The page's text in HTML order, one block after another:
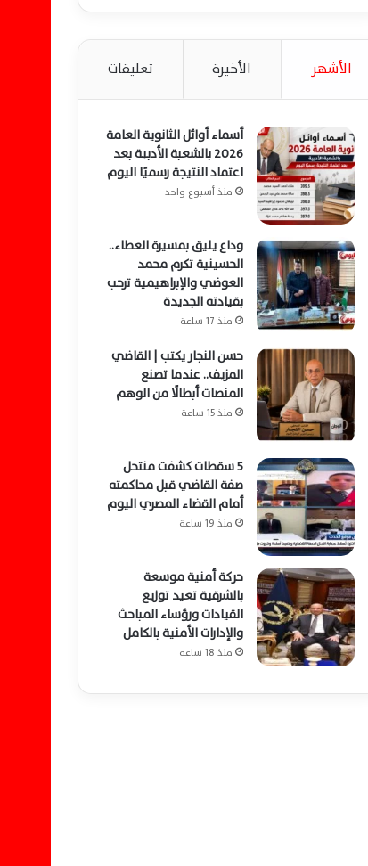
الأشهر الأخيرة تعليقات
أسماء أوائل الثانوية العامة
2026 بالشعبة الأدبية بعد
اعتماد النتيجة رسميًا اليوم
منذ أسبوع واحد
وداع يليق بمسيرة العطاء..
الحسينية تكرم محمد
العوضي والإبراهيمية ترحب
بقيادته الجديدة
منذ 17 ساعة
حسن النجار يكتب | القاضي
المزيف.. عندما تصنع
المنصات أبطالًا من الوهم
منذ 15 ساعة
5 سقطات كشفت منتحل
صفة القاضي قبل محاكمته
أمام القضاء المصري اليوم
منذ 19 ساعة
حركة أمنية موسعة
بالشرقية تعيد توزيع
القيادات ورؤساء المباحث
والإدارات الأمنية بالكامل
منذ 18 ساعة